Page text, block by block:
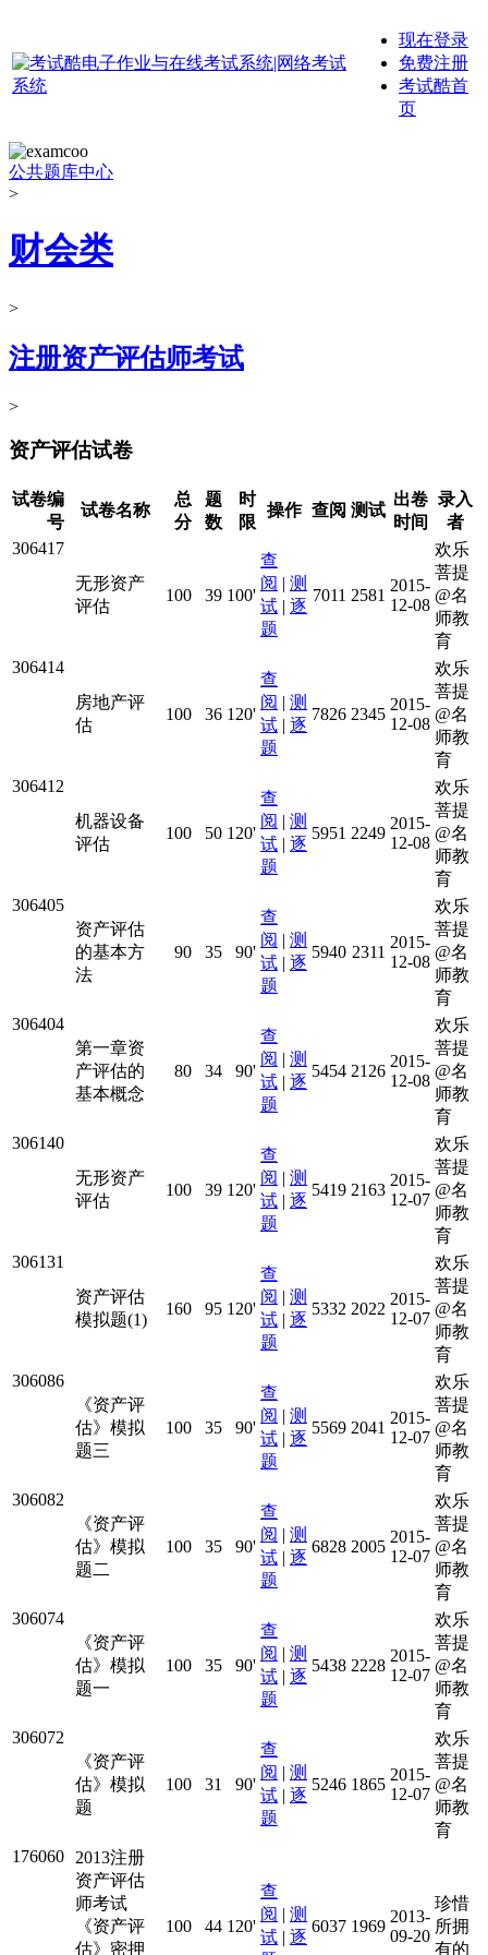
现在登录
免费注册
考试酷首
页
公共题库中心
>
财会类
>
注册资产评估师考试
>
资产评估试卷
试卷编
号
试卷名称
总
分
题
数
时
限
操作 查阅 测试
出卷
时间
录入
者
306417
无形资产
评估
100 39 100'
查
阅 | 测
试 | 逐
题
7011 2581
2015-
12-08
欢乐
菩提
@名
师教
育
306414
房地产评
估
100 36 120'
查
阅 | 测
试 | 逐
题
7826 2345
2015-
12-08
欢乐
菩提
@名
师教
育
306412
机器设备
评估
100 50 120'
查
阅 | 测
试 | 逐
题
5951 2249
2015-
12-08
欢乐
菩提
@名
师教
育
306405
资产评估
的基本方
法
90 35 90'
查
阅 | 测
试 | 逐
题
5940 2311
2015-
12-08
欢乐
菩提
@名
师教
育
306404
第一章资
产评估的
基本概念
80 34 90'
查
阅 | 测
试 | 逐
题
5454 2126
2015-
12-08
欢乐
菩提
@名
师教
育
306140
无形资产
评估
100 39 120'
查
阅 | 测
试 | 逐
题
5419 2163
2015-
12-07
欢乐
菩提
@名
师教
育
306131
资产评估
模拟题(1)
160 95 120'
查
阅 | 测
试 | 逐
题
5332 2022
2015-
12-07
欢乐
菩提
@名
师教
育
306086
《资产评
估》模拟
题三
100 35 90'
查
阅 | 测
试 | 逐
题
5569 2041
2015-
12-07
欢乐
菩提
@名
师教
育
306082
《资产评
估》模拟
题二
100 35 90'
查
阅 | 测
试 | 逐
题
6828 2005
2015-
12-07
欢乐
菩提
@名
师教
育
306074
《资产评
估》模拟
题一
100 35 90'
查
阅 | 测
试 | 逐
题
5438 2228
2015-
12-07
欢乐
菩提
@名
师教
育
306072
《资产评
估》模拟
题
100 31 90'
查
阅 | 测
试 | 逐
题
5246 1865
2015-
12-07
欢乐
菩提
@名
师教
育
176060
2013注册
资产评估
师考试
《资产评
估》密押
100 44 120'
查
阅 | 测
试 | 逐
6037 1969
2013-
09-20
珍惜
所拥
有的